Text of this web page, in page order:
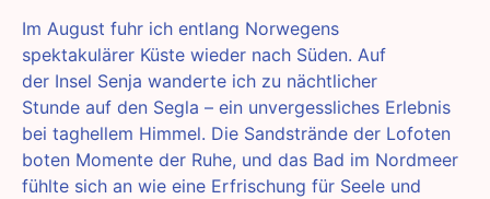
Im August fuhr ich entlang Norwegens
spektakulärer Küste wieder nach Süden. Auf
der Insel Senja wanderte ich zu nächtlicher
Stunde auf den Segla – ein unvergessliches Erlebnis
bei taghellem Himmel. Die Sandstrände der Lofoten
boten Momente der Ruhe, und das Bad im Nordmeer
fühlte sich an wie eine Erfrischung für Seele und